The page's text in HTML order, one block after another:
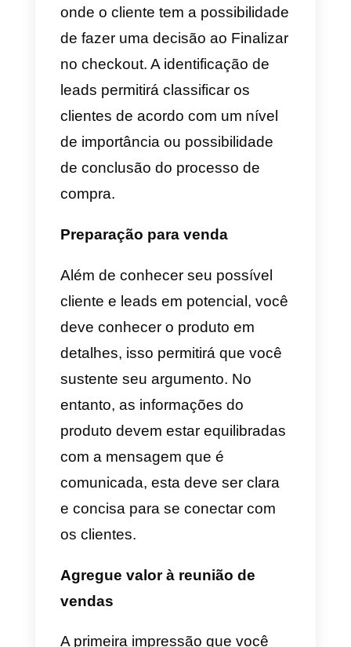
cliente está interessado no
produto. Um cliente em potencial
é alguém que está interessado
em um determinado produto e
tem recursos financeiros para
comprá-lo.
e permitem que ela impulsione
vendas. Para identificá-los, você
deve realizar umaanálise de
clientese, em seguida, realizar
um processo de segmentação
para agrupá-los de acordo com
suas características e interesses,
isso permitirá distinguir o grupo
que se enquadra nos benefícios
do seu serviço ou produto.